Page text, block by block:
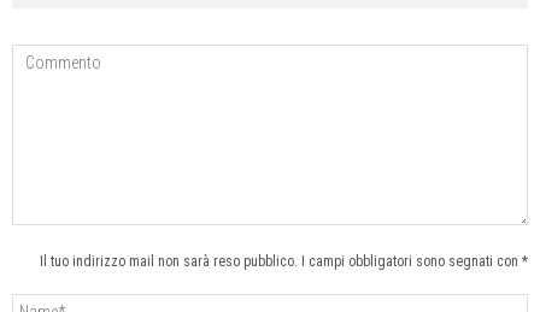
Il tuo indirizzo mail non sarà reso pubblico. I campi obbligatori sono segnati con *